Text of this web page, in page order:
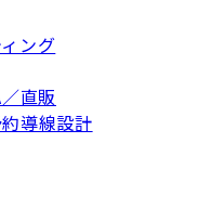
ング
直販
導線設計